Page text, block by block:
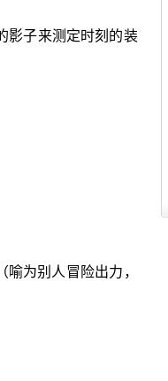
影子来测定时刻的装
为别人冒险出力，